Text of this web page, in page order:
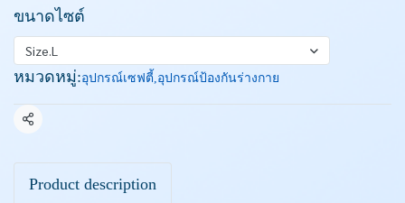
ขนาดไซต์
Size.L
หมวดหมู่:อุปกรณ์เซฟตี้,อุปกรณ์ป้องกันร่างกาย
แชร์
Product description